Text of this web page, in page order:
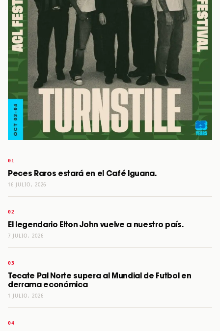
Peces Raros estará en el Café Iguana.
16 JULIO, 2026
El legendario Elton John vuelve a nuestro país.
7 JULIO, 2026
Tecate Pal Norte supera al Mundial de Futbol en
derrama económica
1 JULIO, 2026